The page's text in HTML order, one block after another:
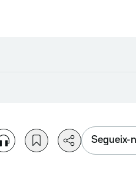
Segueix-